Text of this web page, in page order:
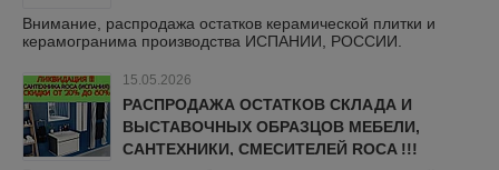
Внимание, распродажа остатков керамической плитки и
керамогранима производства ИСПАНИИ, РОССИИ.
15.05.2026
РАСПРОДАЖА ОСТАТКОВ СКЛАДА И
ВЫСТАВОЧНЫХ ОБРАЗЦОВ МЕБЕЛИ,
САНТЕХНИКИ, СМЕСИТЕЛЕЙ ROCA !!!